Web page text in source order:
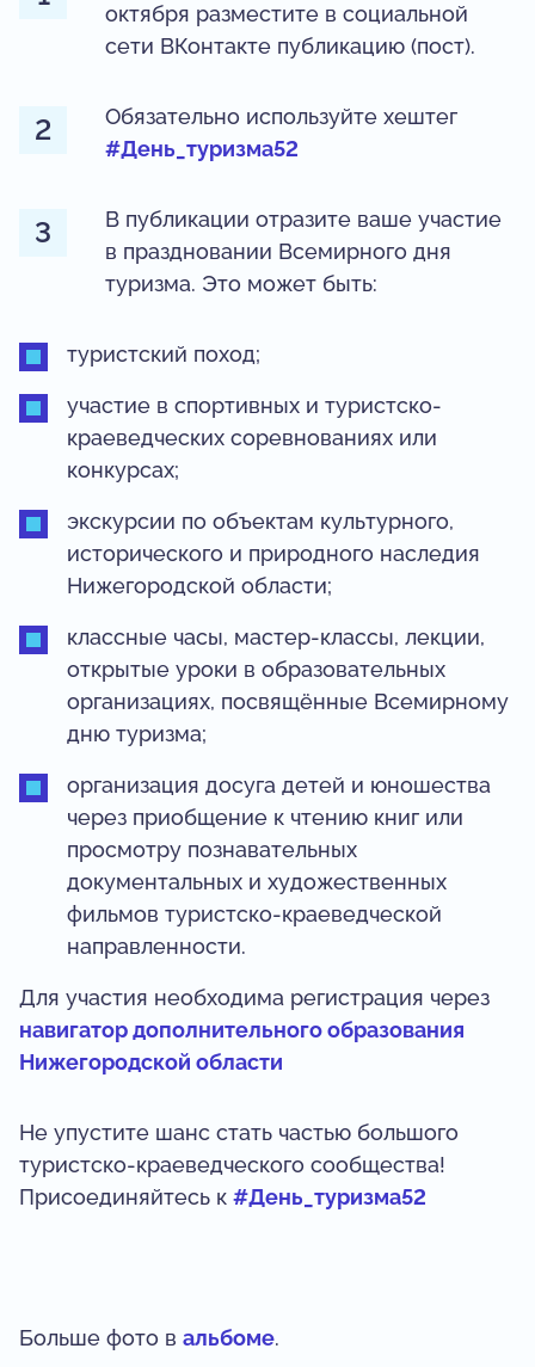
октября разместите в социальной
сети ВКонтакте публикацию (пост).
Обязательно используйте хештег
#День_туризма52
В публикации отразите ваше участие
в праздновании Всемирного дня
туризма. Это может быть:
туристский поход;
участие в спортивных и туристско-
краеведческих соревнованиях или
конкурсах;
экскурсии по объектам культурного,
исторического и природного наследия
Нижегородской области;
классные часы, мастер-классы, лекции,
открытые уроки в образовательных
организациях, посвящённые Всемирному
дню туризма;
организация досуга детей и юношества
через приобщение к чтению книг или
просмотру познавательных
документальных и художественных
фильмов туристско-краеведческой
направленности.
Для участия необходима регистрация через
навигатор дополнительного образования
Нижегородской области
Не упустите шанс стать частью большого
туристско-краеведческого сообщества!
Присоединяйтесь к #День_туризма52
Больше фото в альбоме.